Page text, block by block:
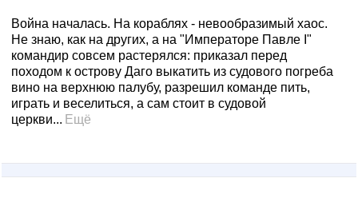
Война началась. На кораблях - невообразимый хаос.
Не знаю, как на других, а на "Императоре Павле I"
командир совсем растерялся: приказал перед
походом к острову Даго выкатить из судового погреба
вино на верхнюю палубу, разрешил команде пить,
играть и веселиться, а сам стоит в судовой
церкви... Ещё